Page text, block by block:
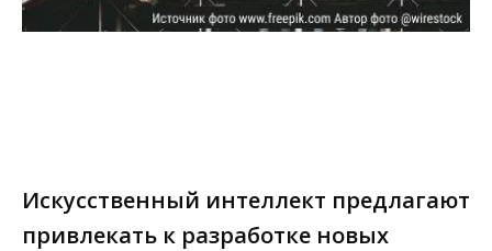
Искусственный интеллект предлагают
привлекать к разработке новых